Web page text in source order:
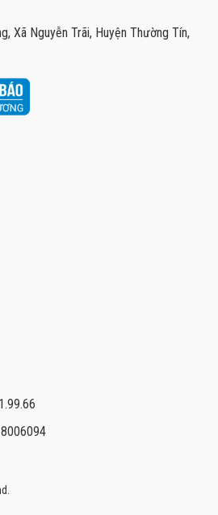
Xã Nguyễn Trãi, Huyện Thường Tín,